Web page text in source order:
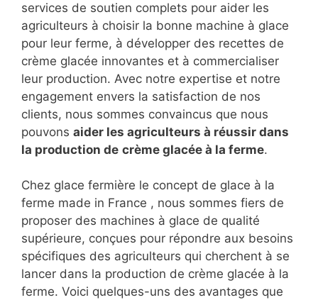
services de soutien complets pour aider les
agriculteurs à choisir la bonne machine à glace
pour leur ferme, à développer des recettes de
crème glacée innovantes et à commercialiser
leur production. Avec notre expertise et notre
engagement envers la satisfaction de nos
clients, nous sommes convaincus que nous
pouvons aider les agriculteurs à réussir dans
la production de crème glacée à la ferme.
Chez glace fermière le concept de glace à la
ferme made in France , nous sommes fiers de
proposer des machines à glace de qualité
supérieure, conçues pour répondre aux besoins
spécifiques des agriculteurs qui cherchent à se
lancer dans la production de crème glacée à la
ferme. Voici quelques-uns des avantages que